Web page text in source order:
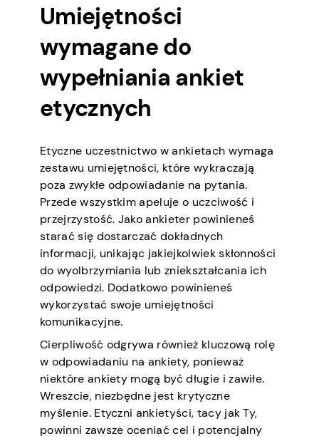
Umiejętności
wymagane do
wypełniania ankiet
etycznych
Etyczne uczestnictwo w ankietach wymaga
zestawu umiejętności, które wykraczają
poza zwykłe odpowiadanie na pytania.
Przede wszystkim apeluje o uczciwość i
przejrzystość. Jako ankieter powinieneś
starać się dostarczać dokładnych
informacji, unikając jakiejkolwiek skłonności
do wyolbrzymiania lub zniekształcania ich
odpowiedzi. Dodatkowo powinieneś
wykorzystać swoje umiejętności
komunikacyjne.
Cierpliwość odgrywa również kluczową rolę
w odpowiadaniu na ankiety, ponieważ
niektóre ankiety mogą być długie i zawiłe.
Wreszcie, niezbędne jest krytyczne
myślenie. Etyczni ankietyści, tacy jak Ty,
powinni zawsze oceniać cel i potencjalny